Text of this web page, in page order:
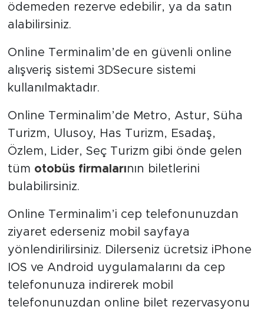
ödemeden rezerve edebilir, ya da satın
alabilirsiniz.
Online Terminalim’de en güvenli online
alışveriş sistemi 3DSecure sistemi
kullanılmaktadır.
Online Terminalim’de Metro, Astur, Süha
Turizm, Ulusoy, Has Turizm, Esadaş,
Özlem, Lider, Seç Turizm gibi önde gelen
tüm otobüs firmalarının biletlerini
bulabilirsiniz.
Online Terminalim’i cep telefonunuzdan
ziyaret ederseniz mobil sayfaya
yönlendirilirsiniz. Dilerseniz ücretsiz iPhone
IOS ve Android uygulamalarını da cep
telefonunuza indirerek mobil
telefonunuzdan online bilet rezervasyonu